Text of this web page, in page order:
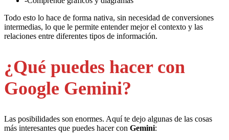
Todo esto lo hace de forma nativa, sin necesidad de conversiones
intermedias, lo que le permite entender mejor el contexto y las
relaciones entre diferentes tipos de información.
¿Qué puedes hacer con
Google Gemini?
Las posibilidades son enormes. Aquí te dejo algunas de las cosas
más interesantes que puedes hacer con Gemini: